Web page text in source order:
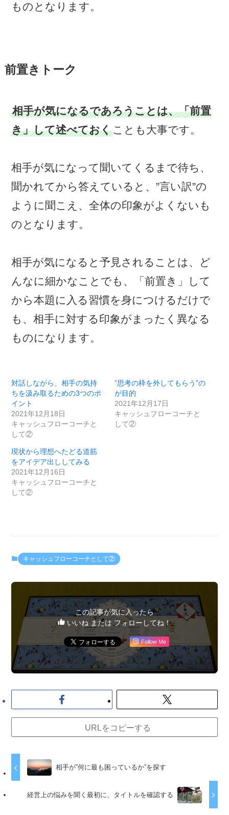
ものとなります。
前置きトーク
相手が気になるであろうことは、「前置
き」して述べておくことも大事です。
相手が気になって聞いてくるまで待ち、
聞かれてから答えていると、”言い訳”の
ように聞こえ、全体の印象がよくないも
のとなります。
相手が気になると予見されることは、ど
んなに細かなことでも、「前置き」して
から本題に入る習慣を身につけるだけで
も、相手に対する印象がまったく異なる
ものになります。
対話しながら、相手の気持
ちを汲み取るための3つのポ
イント
2021年12月18日
キャッシュフローコーチと
して②
”思考の枠を外してもらう”の
が目的
2021年12月17日
キャッシュフローコーチと
して②
現状から理想へたどる道筋
をアイデア出ししてみる
2021年12月16日
キャッシュフローコーチと
して②
キャッシュフローコーチとして②
この記事が気に入ったら
いいね または フォローしてね！
Follow Me
URLをコピーする
相手が”何に最も困っているか”を探す
経営上の悩みを聞く最初に、タイトルを確認する